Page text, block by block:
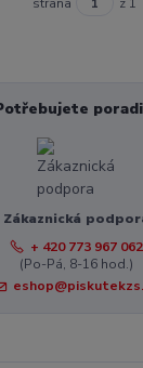
Zákaznická
+ 420 773 967 062
(Po-Pá, 8-16 hod.)